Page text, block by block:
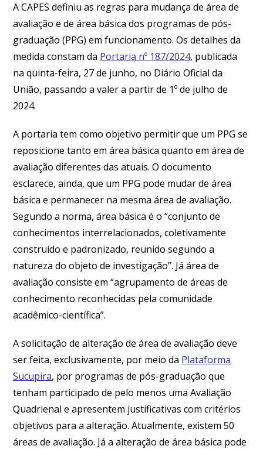
A CAPES definiu as regras para mudança de área de
avaliação e de área básica dos programas de pós-
graduação (PPG) em funcionamento. Os detalhes da
medida constam da Portaria nº 187/2024, publicada
na quinta-feira, 27 de junho, no Diário Oficial da
União, passando a valer a partir de 1º de julho de
2024.
A portaria tem como objetivo permitir que um PPG se
reposicione tanto em área básica quanto em área de
avaliação diferentes das atuais. O documento
esclarece, ainda, que um PPG pode mudar de área
básica e permanecer na mesma área de avaliação.
Segundo a norma, área básica é o “conjunto de
conhecimentos interrelacionados, coletivamente
construído e padronizado, reunido segundo a
natureza do objeto de investigação”. Já área de
avaliação consiste em “agrupamento de áreas de
conhecimento reconhecidas pela comunidade
acadêmico-científica”.
A solicitação de alteração de área de avaliação deve
ser feita, exclusivamente, por meio da Plataforma
Sucupira, por programas de pós-graduação que
tenham participado de pelo menos uma Avaliação
Quadrienal e apresentem justificativas com critérios
objetivos para a alteração. Atualmente, existem 50
áreas de avaliação. Já a alteração de área básica pode